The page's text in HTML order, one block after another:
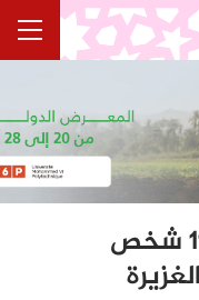
سقوط 7 قتلى و إصابة 11 شخص